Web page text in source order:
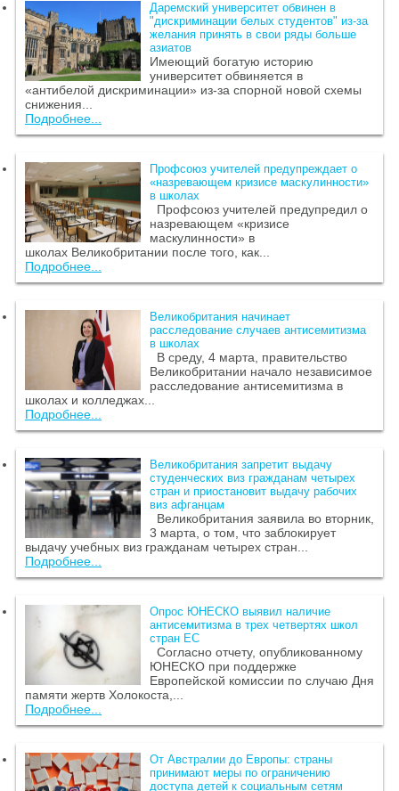
Даремский университет обвинен в
"дискриминации белых студентов" из-за
желания принять в свои ряды больше
азиатов
Имеющий богатую историю
университет обвиняется в
«антибелой дискриминации» из-за спорной новой схемы
снижения...
Подробнее...
Профсоюз учителей предупреждает о
«назревающем кризисе маскулинности»
в школах
Профсоюз учителей предупредил о
назревающем «кризисе
маскулинности» в
школах Великобритании после того, как...
Подробнее...
Великобритания начинает
расследование случаев антисемитизма
в школах
В среду, 4 марта, правительство
Великобритании начало независимое
расследование антисемитизма в
школах и колледжах...
Подробнее...
Великобритания запретит выдачу
студенческих виз гражданам четырех
стран и приостановит выдачу рабочих
виз афганцам
Великобритания заявила во вторник,
3 марта, о том, что заблокирует
выдачу учебных виз гражданам четырех стран...
Подробнее...
Опрос ЮНЕСКО выявил наличие
антисемитизма в трех четвертях школ
стран ЕС
Согласно отчету, опубликованному
ЮНЕСКО при поддержке
Европейской комиссии по случаю Дня
памяти жертв Холокоста,...
Подробнее...
От Австралии до Европы: страны
принимают меры по ограничению
доступа детей к социальным сетям